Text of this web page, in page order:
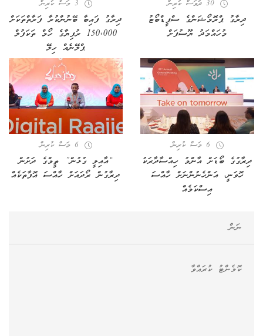
30 ދުވަސް ކުރިން
ދިރާގު ޕްރޮމޯޝަންގެ ސްޕީޑްބޯޓު
މުހައްމަދު ޔޫސުފަށް
3 މަސް ކުރިން
ދިރާގު ފައިބާ ބޭނުންކުރާ ފަރާތްތަކަށް
150,000 ރުފިޔާގެ ހޯމް ތަކަފުލް
ޕްލޭނެއް ހިލޭ
6 މަސް ކުރިން
ދިރާގުގެ ބޯޑަށް އާންމު ހިއްސާދާރަކު
ހޮވަނީ، އަންހެނުންނަށް ހާއްސަ
އިސްކަމެއް
6 މަސް ކުރިން
“އާއިލީ ގުޅުން” ތީމްގެ ދަށުން
ދިރާގުން ރޯދައަށް ހާއްސަ އޮފާތަކެއް